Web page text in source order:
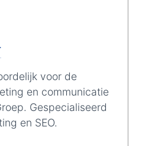
voor de
en communicatie
Gespecialiseerd
en SEO.